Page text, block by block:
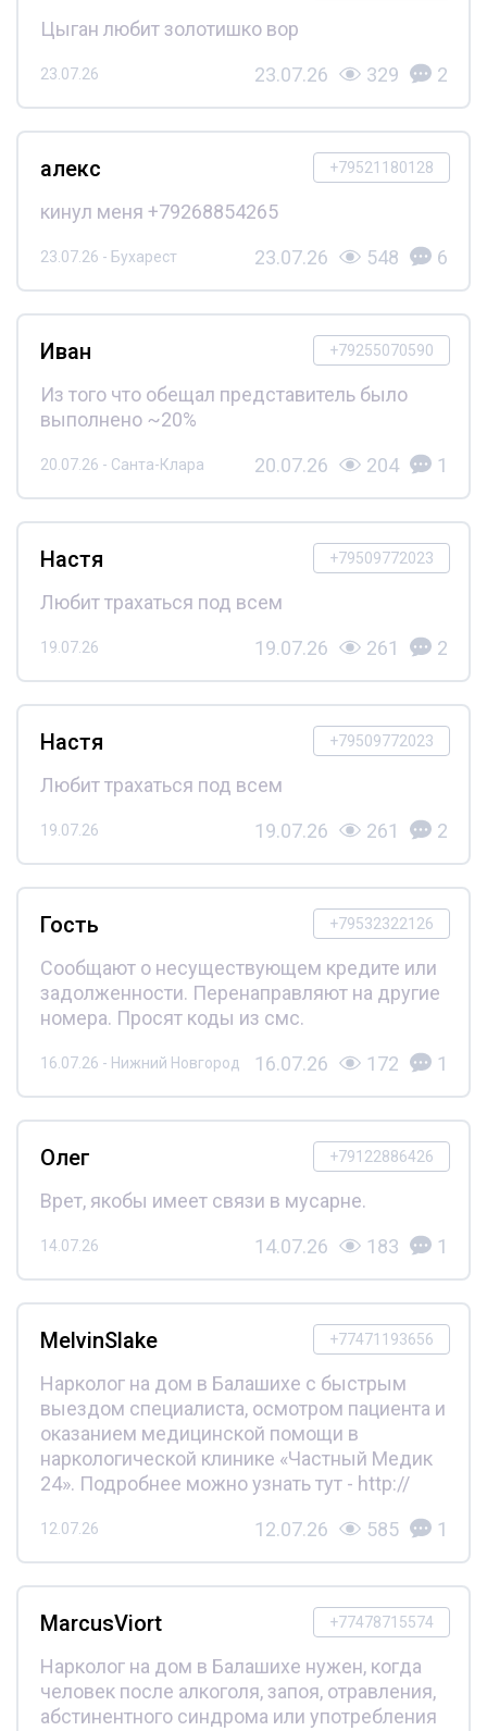
Цыган любит золотишко вор
23.07.26 23.07.26 329 2
+79521180128
алекс
кинул меня +79268854265
23.07.26 - Бухарест 23.07.26 548 6
+79255070590
Иван
Из того что обещал представитель было
выполнено ~20%
20.07.26 - Санта-Клара 20.07.26 204 1
+79509772023
Настя
Любит трахаться под всем
19.07.26 19.07.26 261 2
+79509772023
Настя
Любит трахаться под всем
19.07.26 19.07.26 261 2
+79532322126
Гость
Сообщают о несуществующем кредите или
задолженности. Перенаправляют на другие
номера. Просят коды из смс.
16.07.26 - Нижний Новгород 16.07.26 172 1
+79122886426
Олег
Врет, якобы имеет связи в мусарне.
14.07.26 14.07.26 183 1
+77471193656
MelvinSlake
Нарколог на дом в Балашихе с быстрым
выездом специалиста, осмотром пациента и
оказанием медицинской помощи в
наркологической клинике «Частный Медик
24». Подробнее можно узнать тут - http://
12.07.26 12.07.26 585 1
+77478715574
MarcusViort
Нарколог на дом в Балашихе нужен, когда
человек после алкоголя, запоя, отравления,
абстинентного синдрома или употребления